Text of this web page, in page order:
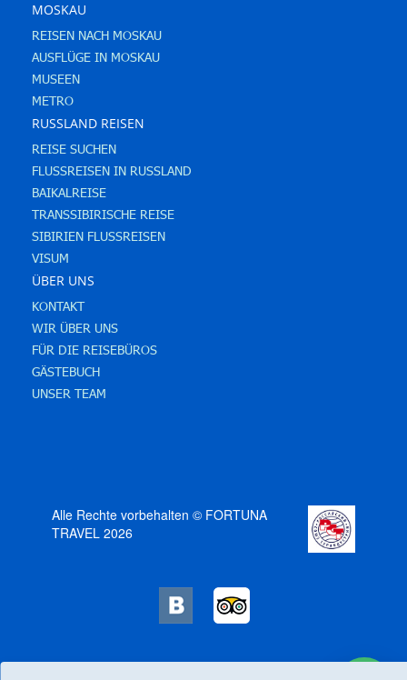
MOSKAU
REISEN NACH MOSKAU
AUSFLÜGE IN MOSKAU
MUSEEN
METRO
RUSSLAND REISEN
REISE SUCHEN
FLUSSREISEN IN RUSSLAND
BAIKALREISE
TRANSSIBIRISCHE REISE
SIBIRIEN FLUSSREISEN
VISUM
ÜBER UNS
KONTAKT
WIR ÜBER UNS
FÜR DIE REISEBÜROS
GÄSTEBUCH
UNSER TEAM
Alle Rechte vorbehalten © FORTUNA
TRAVEL 2026